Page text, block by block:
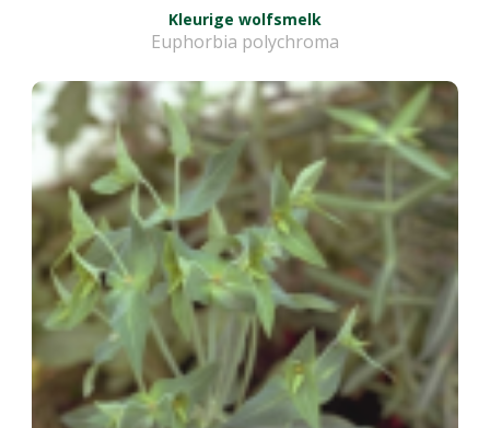
Kleurige wolfsmelk
Euphorbia polychroma